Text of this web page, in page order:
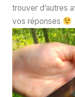
trouver d’autres
vos réponses